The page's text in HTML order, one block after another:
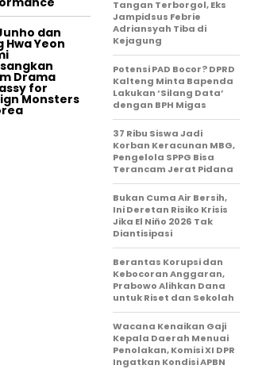
dan
Hwa Yeon
Drama
for
Monsters
Tangan Terborgol, Eks
Jampidsus Febrie
Adriansyah Tiba di
Kejagung
Potensi PAD Bocor? DPRD
Kalteng Minta Bapenda
Lakukan ‘Silang Data’
dengan BPH Migas
37 Ribu Siswa Jadi
Korban Keracunan MBG,
Pengelola SPPG Bisa
Terancam Jerat Pidana
Bukan Cuma Air Bersih,
Ini Deretan Risiko Krisis
Jika El Niño 2026 Tak
Diantisipasi
Berantas Korupsi dan
Kebocoran Anggaran,
Prabowo Alihkan Dana
untuk Riset dan Sekolah
Wacana Kenaikan Gaji
Kepala Daerah Menuai
Penolakan, Komisi XI DPR
Ingatkan Kondisi APBN